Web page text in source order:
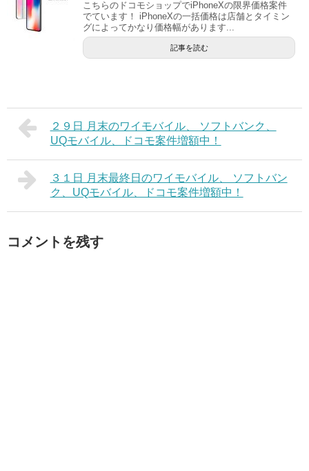
こちらのドコモショップでiPhoneXの限界価格案件
でています！ iPhoneXの一括価格は店舗とタイミン
グによってかなり価格幅があります...
記事を読む
２９日 月末のワイモバイル、 ソフトバンク、
UQモバイル、ドコモ案件増額中！
３１日 月末最終日のワイモバイル、 ソフトバン
ク、UQモバイル、ドコモ案件増額中！
コメントを残す